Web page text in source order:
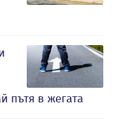
пътя в жегата